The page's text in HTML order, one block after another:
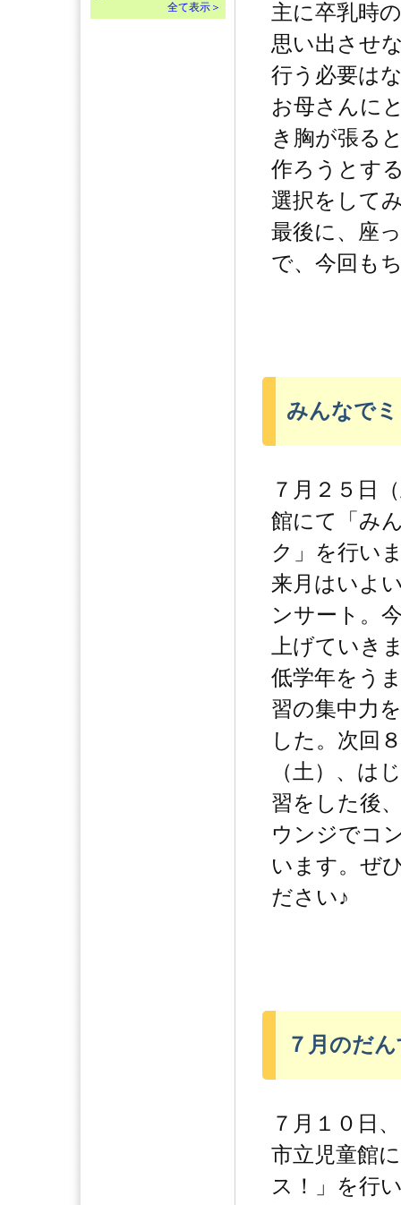
全て表示＞
主に卒乳時
思い出させ
行う必要は
お母さんに
き胸が張る
作ろうとす
選択をして
最後に、座
で、今回も
みんなで
７月２５日
館にて「み
ク」を行い
来月はいよ
ンサート。
上げていき
低学年をう
習の集中力
した。次回
（土）、は
習をした後
ウンジでコ
います。ぜ
ださい♪
７月のだ
７月１０日
市立児童館
ス！」を行